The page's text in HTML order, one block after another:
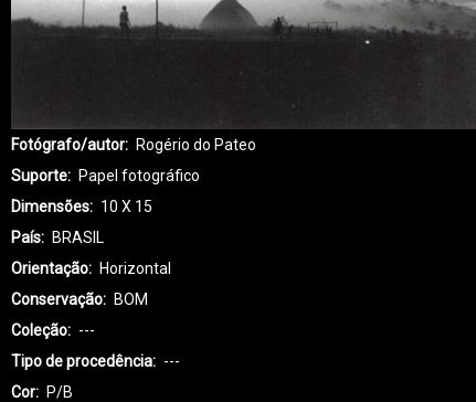
Fotógrafo/autor
Rogério do Pateo
Suporte
Papel fotográfico
Dimensões
10 X 15
País
BRASIL
Orientação
Horizontal
Conservação
BOM
Coleção
---
Tipo de procedência
---
Cor
P/B